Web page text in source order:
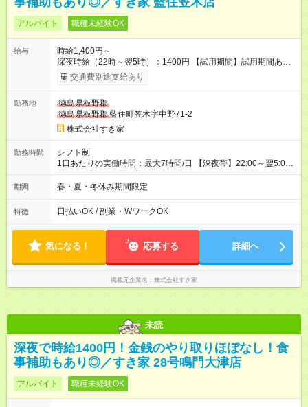
アルバイト 職種未経験OK
給与
時給1,400円～
深夜時給（22時～翌5時）：1400円 【試用期間】試用期間あり
試用期間の長さ：1ヶ月 雇用形態、給与は本採用時と同じです。
試用期間の実態は30日（※条件変更なし）ですが、切り上げで
同時給）
交通費別途支給あり
勤務地
徳島県板野郡
徳島県板野郡藍住町笠木字中野71-2
株式会社すき家
勤務時間
シフト制
1日あたりの実働時間：最大7時間/日 【深夜帯】22:00～翌5:00
週2日～・1日2h～OK◎ ※22:00から翌5:00までは18歳以上の方
のみ勤務可能です（18歳未満の深夜業務禁止のため） ★深夜で
す。 必ず、2名以上での勤務を行いますので、安心して働けま
す。
期間 春・夏・冬休み期間限定
特徴 日払いOK / 副業・WワークOK
気になる！ 応募する 詳細へ
掲載元企業名 株式会社すき家
未読
深夜で時給1400円！金銭のやり取りほぼなし！食
事補助もあり◎／すき家 28号鳴門大津店
アルバイト 職種未経験OK